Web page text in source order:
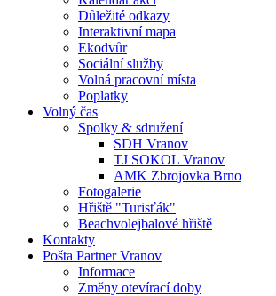
Důležité odkazy
Interaktivní mapa
Ekodvůr
Sociální služby
Volná pracovní místa
Poplatky
Volný čas
Spolky & sdružení
SDH Vranov
TJ SOKOL Vranov
AMK Zbrojovka Brno
Fotogalerie
Hřiště "Turisťák"
Beachvolejbalové hřiště
Kontakty
Pošta Partner Vranov
Informace
Změny otevírací doby